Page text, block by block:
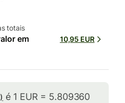
totais
em
10,95 EUR
é 1 EUR = 5.809360